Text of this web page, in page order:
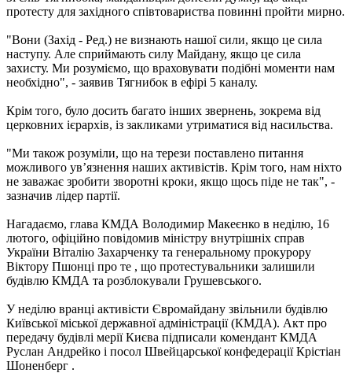
протесту для західного співтовариства повинні пройти мирно.
"Вони (Захід - Ред.) не визнають нашої сили, якщо це сила
наступу. Але сприймають силу Майдану, якщо це сила
захисту. Ми розуміємо, що враховувати подібні моменти нам
необхідно", - заявив Тягнибок в ефірі 5 каналу.
Крім того, було досить багато інших звернень, зокрема від
церковних ієрархів, із закликами утриматися від насильства.
"Ми також розуміли, що на терези поставлено питання
можливого ув’язнення наших активістів. Крім того, нам ніхто
не заважає зробити зворотні кроки, якщо щось піде не так", -
зазначив лідер партії.
Нагадаємо, глава КМДА Володимир Макеєнко в неділю, 16
лютого, офіційно повідомив міністру внутрішніх справ
України Віталію Захарченку та генеральному прокурору
Віктору Пшонці про те , що протестувальники залишили
будівлю КМДА та розблокували Грушевського.
У неділю вранці активісти Євромайдану звільнили будівлю
Київської міської державної адміністрації (КМДА). Акт про
передачу будівлі мерії Києва підписали комендант КМДА
Руслан Андрейко і посол Швейцарської конфедерації Крістіан
Шоненберг .